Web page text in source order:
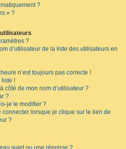
?
» ?
?
d’utilisateur de la liste des utilisateurs en
n’est toujours pas correcte !
liste !
côté de mon nom d’utilisateur ?
?
je le modifier ?
connecter lorsque je clique sur le lien de
?
sujet ou une réponse ?